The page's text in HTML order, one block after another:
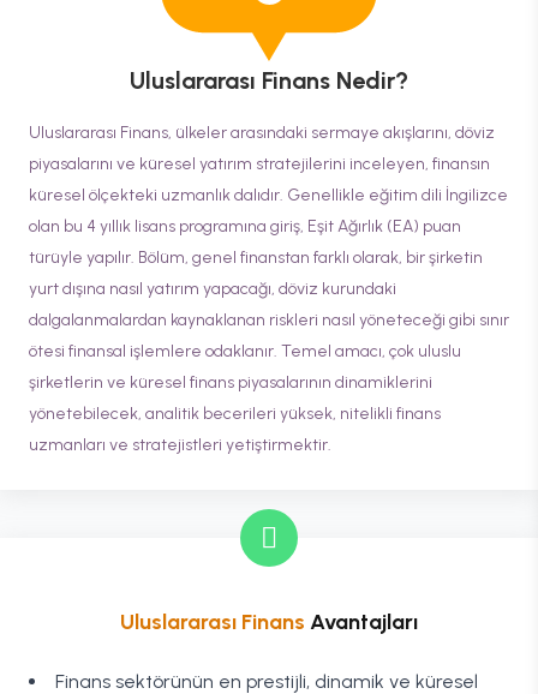
Uluslararası Finans Nedir?
Uluslararası Finans, ülkeler arasındaki sermaye akışlarını, döviz
piyasalarını ve küresel yatırım stratejilerini inceleyen, finansın
küresel ölçekteki uzmanlık dalıdır. Genellikle eğitim dili İngilizce
olan bu 4 yıllık lisans programına giriş, Eşit Ağırlık (EA) puan
türüyle yapılır. Bölüm, genel finanstan farklı olarak, bir şirketin
yurt dışına nasıl yatırım yapacağı, döviz kurundaki
dalgalanmalardan kaynaklanan riskleri nasıl yöneteceği gibi sınır
ötesi finansal işlemlere odaklanır. Temel amacı, çok uluslu
şirketlerin ve küresel finans piyasalarının dinamiklerini
yönetebilecek, analitik becerileri yüksek, nitelikli finans
uzmanları ve stratejistleri yetiştirmektir.
Uluslararası Finans Avantajları
Finans sektörünün en prestijli, dinamik ve küresel